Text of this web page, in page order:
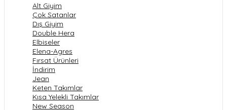
Alt Giyim
Çok Satanlar
Dış Giyim
Double Hera
Elbiseler
Elena-Agres
Fırsat Ürünleri
İndirim
Jean
Keten Takımlar
Kısa Yelekli Takımlar
New Season